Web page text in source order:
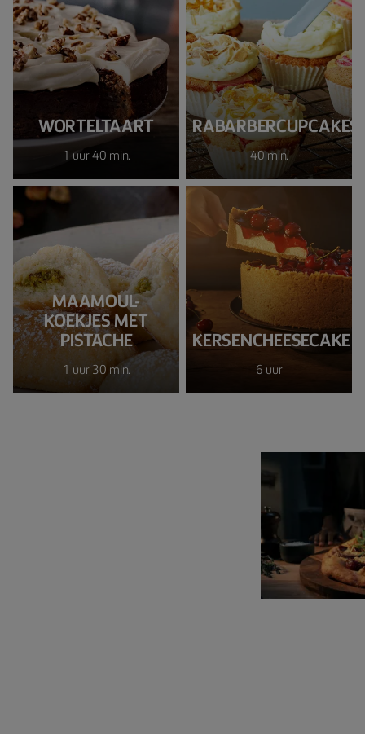
WORTELTAART
1 uur 40 min.
RABARBERCUPCAKES
40 min.
MAAMOUL-
KOEKJES MET
PISTACHE
1 uur 30 min.
KERSENCHEESECAKE
6 uur